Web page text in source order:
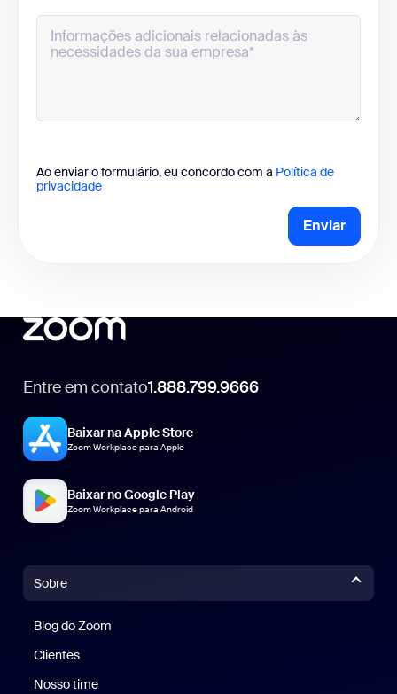
Ao enviar o formulário, eu concordo com a Política de
privacidade
Enviar
Entre em contato1.888.799.9666
Baixar na Apple Store
Zoom Workplace para Apple
Baixar no Google Play
Zoom Workplace para Android
Sobre
Blog do Zoom
Clientes
Nosso time